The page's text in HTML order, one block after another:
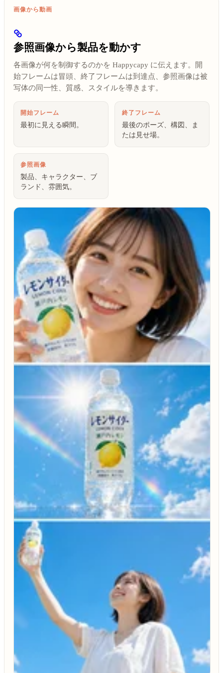
画像から動画
参照画像から製品を動かす
各画像が何を制御するのかを Happycapy に伝えます。開
始フレームは冒頭、終了フレームは到達点、参照画像は被
写体の同一性、質感、スタイルを導きます。
開始フレーム
最初に見える瞬間。
終了フレーム
最後のポーズ、構図、ま
たは見せ場。
参照画像
製品、キャラクター、ブ
ランド、雰囲気。